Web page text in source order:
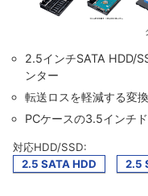
2.5インチSATA HDD/
ンター
転送ロスを軽減する変
PCケースの3.5インチ
対応HDD/SSD:
2.5 SATA HDD
2.5